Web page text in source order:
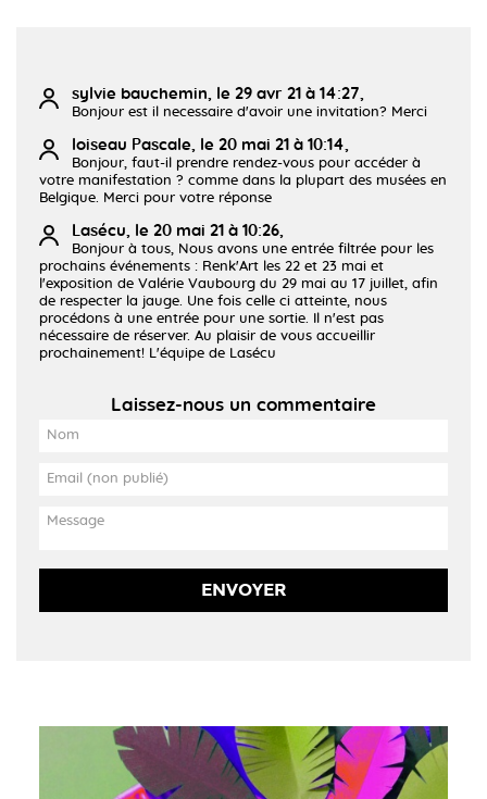
sylvie bauchemin, le 29 avr 21 à 14:27,
Bonjour est il necessaire d'avoir une invitation? Merci
loiseau Pascale, le 20 mai 21 à 10:14,
Bonjour, faut-il prendre rendez-vous pour accéder à
votre manifestation ? comme dans la plupart des musées en
Belgique. Merci pour votre réponse
Lasécu, le 20 mai 21 à 10:26,
Bonjour à tous, Nous avons une entrée filtrée pour les
prochains événements : Renk'Art les 22 et 23 mai et
l'exposition de Valérie Vaubourg du 29 mai au 17 juillet, afin
de respecter la jauge. Une fois celle ci atteinte, nous
procédons à une entrée pour une sortie. Il n'est pas
nécessaire de réserver. Au plaisir de vous accueillir
prochainement! L'équipe de Lasécu
Laissez-nous un commentaire
ENVOYER